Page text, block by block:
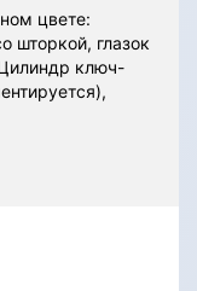
цвете:
шторкой, глазок
ключ-